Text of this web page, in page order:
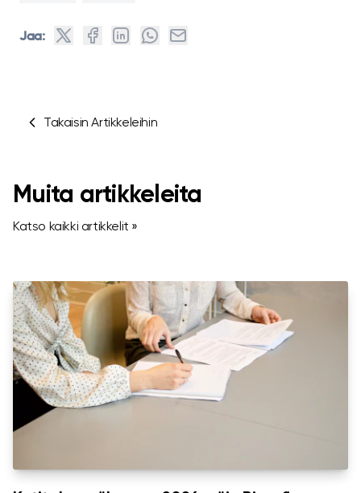
Jaa:
Takaisin Artikkeleihin
Muita artikkeleita
Katso kaikki artikkelit »